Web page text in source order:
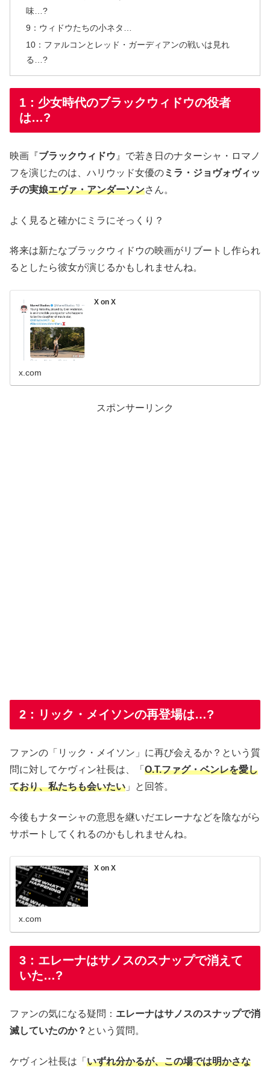
味…?
9：ウィドウたちの小ネタ…
10：ファルコンとレッド・ガーディアンの戦いは見れ
る…?
1：少女時代のブラックウィドウの役者
は…?
映画『 ブラックウィドウ』で若き日のナターシャ・ロマノ
フを演じたのは、ハリウッド女優のミラ・ジョヴォヴィッ
チの実娘エヴァ・アンダーソンさん。
よく見ると確かにミラにそっくり？
将来は新たなブラックウィドウの映画がリブートし作られ
るとしたら彼女が演じるかもしれませんね。
X on X
x.com
スポンサーリンク
2：リック・メイソンの再登場は…?
ファンの「リック・メイソン」に再び会えるか？という質
問に対してケヴィン社長は、「 O.T.ファグ・ベンレを愛し
ており、私たちも会いたい 」と回答。
今後もナターシャの意思を継いだエレーナなどを陰ながら
サポートしてくれるのかもしれませんね。
X on X
x.com
3：エレーナはサノスのスナップで消えて
いた…?
ファンの気になる疑問： エレーナはサノスのスナップで消
滅していたのか？ という質問。
ケヴィン社長は「 いずれ分かるが、この場では明かさな